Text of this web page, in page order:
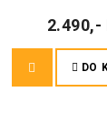
2.490,-
DO